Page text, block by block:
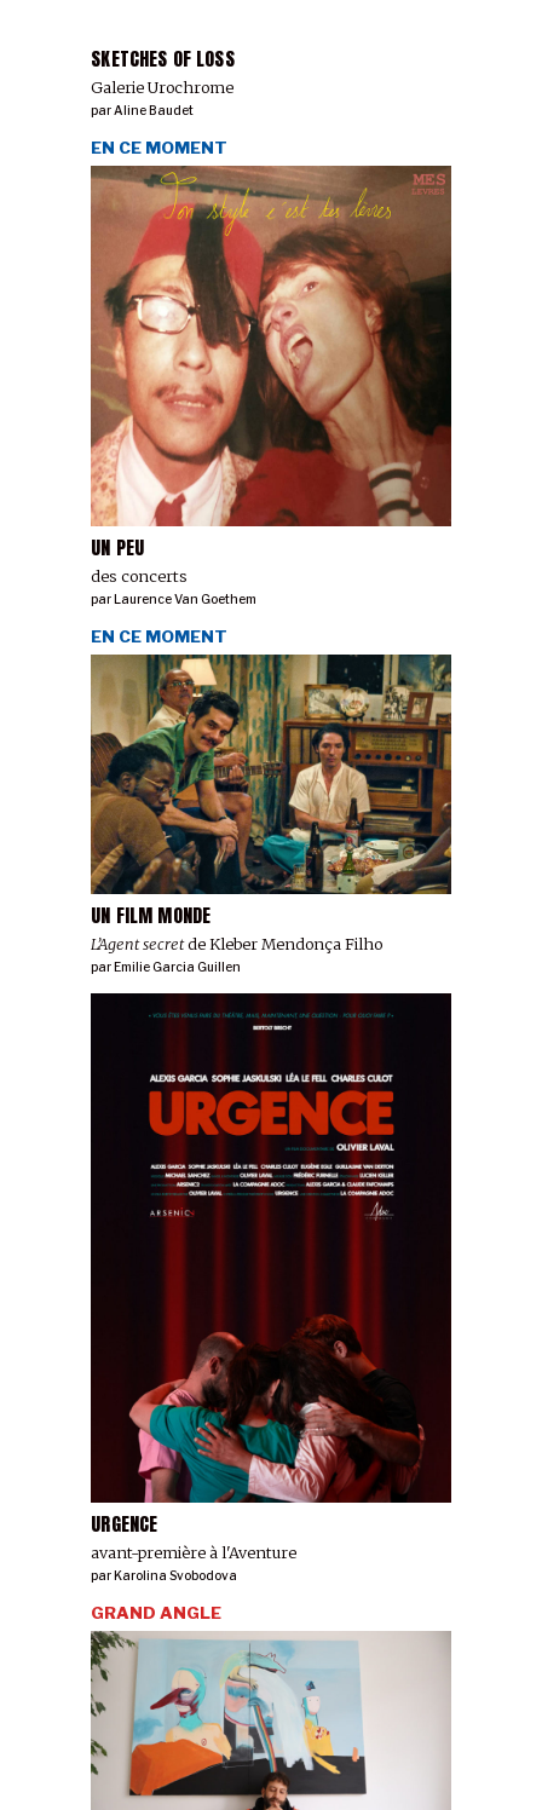
SKETCHES OF LOSS
Galerie Urochrome
parAline Baudet
UN PEU
des concerts
EN CE MOMENT
parLaurence Van Goethem
UN FILM MONDE
L’Agent secretde Kleber Mendonça Filho
EN CE MOMENT
par Emilie Garcia Guillen
URGENCE
avant-première à l'Aventure
par Karolina Svobodova
GRAND ANGLE